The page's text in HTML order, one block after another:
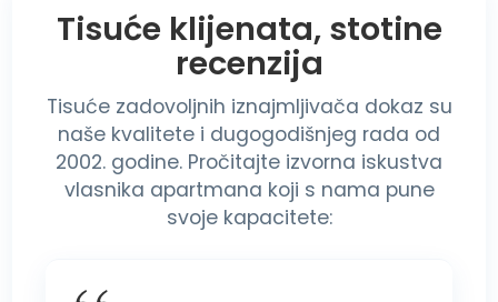
Tisuće klijenata, stotine
recenzija
Tisuće zadovoljnih iznajmljivača dokaz su
naše kvalitete i dugogodišnjeg rada od
2002. godine. Pročitajte izvorna iskustva
vlasnika apartmana koji s nama pune
svoje kapacitete: